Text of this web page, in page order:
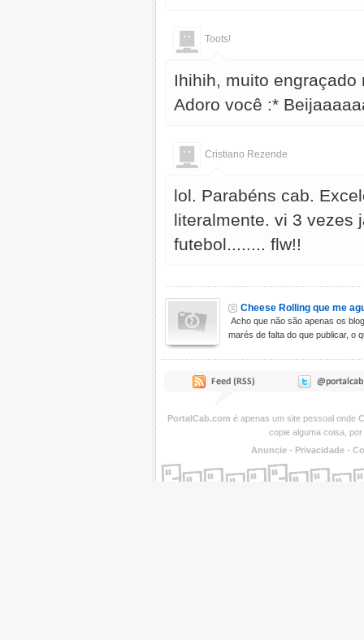
Toots!
Ihihih, muito
Adoro você :*
Cristiano Rezende
lol. Parabéns cab.
literalmente. vi 3 vezes
futebol........ flw!!
Cheese Rolling que me
Acho que não são apenas os
marés de falta do que publicar, o
PortalCab.com é apenas um site pessoal onde
copie alguma coisa,
Anuncie - Privacidade -